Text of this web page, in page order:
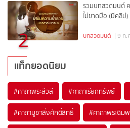
2
รวมบทสวดมนต์ ค
ไม่ขาดมือ (มีคลิป)
บทสวดมนต์ | 9 ก.
แท็กยอดนิยม
#คาถาพระสีวลี #คาถาเรียกทรัพย์
#คาถาบูชาสิ่งศักดิ์สิทธิ์ #คาถาพระฉิม